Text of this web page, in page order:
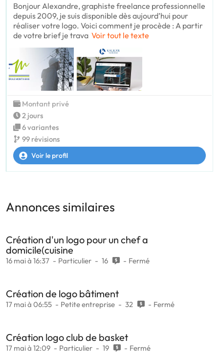
Bonjour Alexandre, graphiste freelance professionnelle
depuis 2009, je suis disponible dès aujourd’hui pour
réaliser votre logo. Voici comment je procède : A partir
de votre brief je trava Voir tout le texte
Montant privé
2 jours
6 variantes
99 révisions
Voir le profil
Annonces similaires
Création d'un logo pour un chef a
domicile(cuisine
16 mai à 16:37 Particulier 16 Fermé
Création de logo bâtiment
17 mai à 06:55 Petite entreprise 32 Fermé
Création logo club de basket
17 mai à 12:09 Particulier 19 Fermé